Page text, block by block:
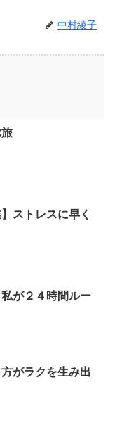
中村綾子
ストレスに早く
私が２４時間ルー
がラクを生み出